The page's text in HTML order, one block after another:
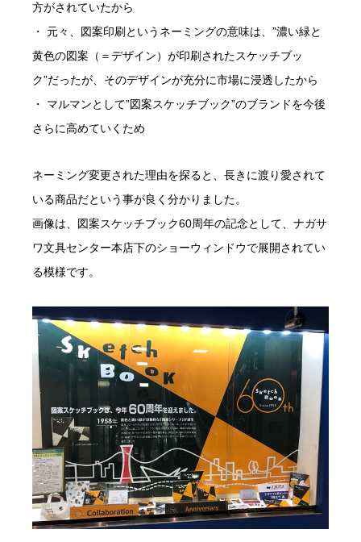
方がされていたから
・ 元々、図案印刷というネーミングの意味は、”濃い緑と
黄色の図案（＝デザイン）が印刷されたスケッチブッ
ク”だったが、そのデザインが充分に市場に浸透したから
・ マルマンとして”図案スケッチブック”のブランドを今後
さらに高めていくため
ネーミング変更された理由を探ると、長きに渡り愛されて
いる商品だという事が良く分かりました。
画像は、図案スケッチブック60周年の記念として、ナガサ
ワ文具センター本店下のショーウィンドウで展開されてい
る模様です。